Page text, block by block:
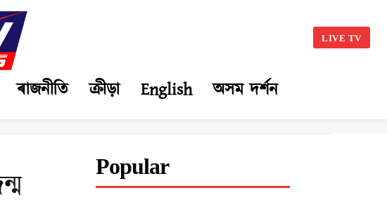
LIVE TV
ৰাজনীতি ক্ৰীড়া English অসম দৰ্শন
Popular